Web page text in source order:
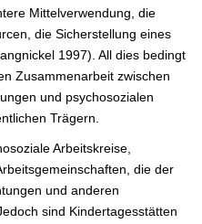
Mittelverwendung, die
die Sicherstellung eines
1997). All dies bedingt
Zusammenarbeit zwischen
und psychosozialen
Trägern.
Arbeitskreise,
die der
und anderen
sind Kindertagesstätten